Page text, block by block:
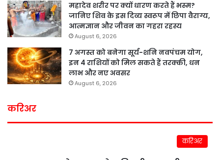
महादेव शरीर पर क्यों धारण करते हैं भस्म?
जानिए शिव के इस दिव्य स्वरूप में छिपा वैराग्य,
आत्मज्ञान और जीवन का गहरा रहस्य
August 6, 2026
7 अगस्त को बनेगा सूर्य-शनि नवपंचम योग,
इन 4 राशियों को मिल सकते हैं तरक्की, धन
लाभ और नए अवसर
August 6, 2026
करिअर
करिअर